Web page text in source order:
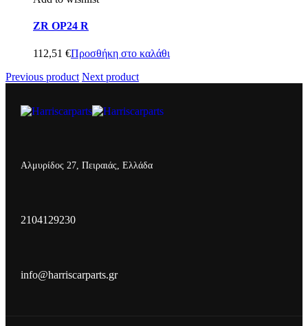
ZR OP24 R
112,51 €Προσθήκη στο καλάθι
Previous product Next product
Αλμυρίδος 27, Πειραιάς, Ελλάδα
2104129230
info@harriscarparts.gr